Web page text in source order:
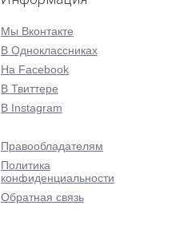
Мы Вконтакте
В Одноклассниках
На Facebook
В Твиттере
В Instagram
Правообладателям
Политика
конфиденциальности
Обратная связь